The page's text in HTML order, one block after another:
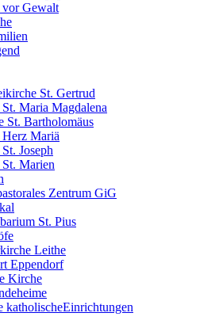
vor Gewalt
St. Gertrud
Maria Magdalena
St. Bartholomäus
Mariä
Joseph
Marien
Zentrum GiG
St. Pius
Leithe
Eppendorf
Kirche
katholische­­Einrichtungen